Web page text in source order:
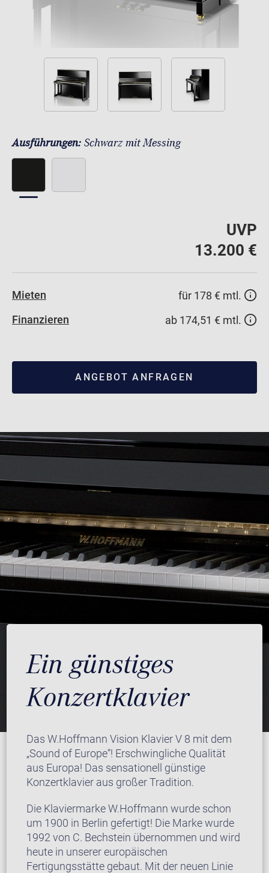
Ausführungen: Schwarz mit Messing
UVP
13.200 €
Mieten
für 178 € mtl.
Finanzieren
ab 174,51 € mtl.
ANGEBOT ANFRAGEN
Ein günstiges
Konzertklavier
Das W.Hoffmann Vision Klavier V 8 mit dem
„Sound of Europe“! Erschwingliche Qualität
aus Europa! Das sensationell günstige
Konzertklavier aus großer Tradition.
Die Klaviermarke W.Hoffmann wurde schon
um 1900 in Berlin gefertigt! Die Marke wurde
1992 von C. Bechstein übernommen und wird
heute in unserer europäischen
Fertigungsstätte gebaut. Mit der neuen Linie